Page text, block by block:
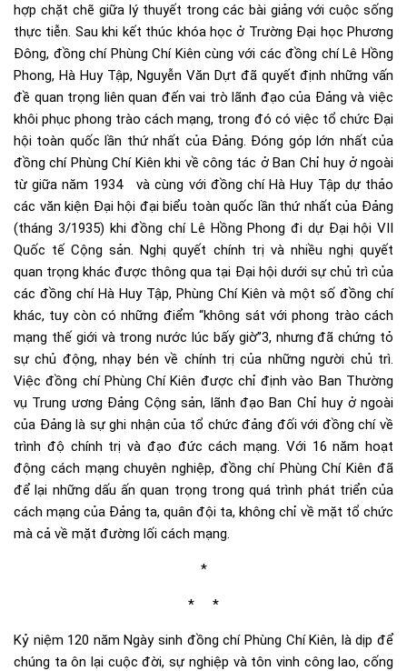
hợp chặt chẽ giữa lý thuyết trong các bài giảng với cuộc sống
thực tiễn. Sau khi kết thúc khóa học ở Trường Đại học Phương
Đông, đồng chí Phùng Chí Kiên cùng với các đồng chí Lê Hồng
Phong, Hà Huy Tập, Nguyễn Văn Dựt đã quyết định những vấn
đề quan trọng liên quan đến vai trò lãnh đạo của Đảng và việc
khôi phục phong trào cách mạng, trong đó có việc tổ chức Đại
hội toàn quốc lần thứ nhất của Đảng. Đóng góp lớn nhất của
đồng chí Phùng Chí Kiên khi về công tác ở Ban Chỉ huy ở ngoài
từ giữa năm 1934 và cùng với đồng chí Hà Huy Tập dự thảo
các văn kiện Đại hội đại biểu toàn quốc lần thứ nhất của Đảng
(tháng 3/1935) khi đồng chí Lê Hồng Phong đi dự Đại hội VII
Quốc tế Cộng sản. Nghị quyết chính trị và nhiều nghị quyết
quan trọng khác được thông qua tại Đại hội dưới sự chủ trì của
các đồng chí Hà Huy Tập, Phùng Chí Kiên và một số đồng chí
khác, tuy còn có những điểm “không sát với phong trào cách
mạng thế giới và trong nước lúc bấy giờ”3, nhưng đã chứng tỏ
sự chủ động, nhạy bén về chính trị của những người chủ trì.
Việc đồng chí Phùng Chí Kiên được chỉ định vào Ban Thường
vụ Trung ương Đảng Cộng sản, lãnh đạo Ban Chỉ huy ở ngoài
của Đảng là sự ghi nhận của tổ chức đảng đối với đồng chí về
trình độ chính trị và đạo đức cách mạng. Với 16 năm hoạt
động cách mạng chuyên nghiệp, đồng chí Phùng Chí Kiên đã
để lại những dấu ấn quan trọng trong quá trình phát triển của
cách mạng của Đảng ta, quân đội ta, không chỉ về mặt tổ chức
mà cả về mặt đường lối cách mạng.
*
* *
Kỷ niệm 120 năm Ngày sinh đồng chí Phùng Chí Kiên, là dịp để
chúng ta ôn lại cuộc đời, sự nghiệp và tôn vinh công lao, cống